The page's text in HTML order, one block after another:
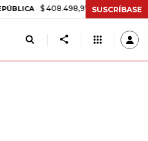
$ 408.498,97 +$ 8.753,81 +2,19%
SUSCRÍBASE